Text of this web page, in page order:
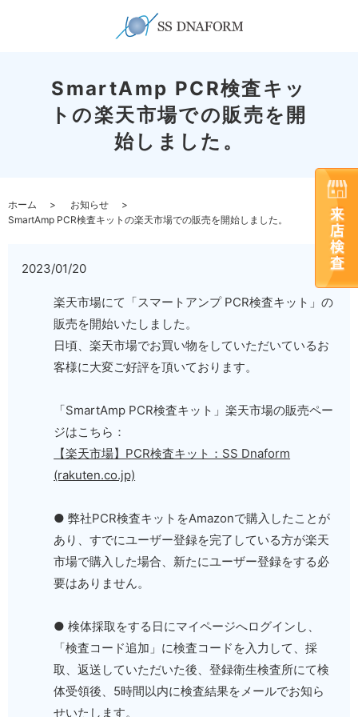
SmartAmp PCR検査キッ
トの楽天市場での販売を開
始しました。
ホーム
お知らせ
SmartAmp PCR検査キットの楽天市場での販売を開始しました。
2023/01/20
楽天市場にて「スマートアンプ PCR検査キット」の
販売を開始いたしました。
日頃、楽天市場でお買い物をしていただいているお
客様に大変ご好評を頂いております。
「SmartAmp PCR検査キット」楽天市場の販売ペー
ジはこちら：
【楽天市場】PCR検査キット：SS Dnaform
(rakuten.co.jp)
● 弊社PCR検査キットをAmazonで購入したことが
あり、すでにユーザー登録を完了している方が楽天
市場で購入した場合、新たにユーザー登録をする必
要はありません。
● 検体採取をする日にマイページへログインし、
「検査コード追加」に検査コードを入力して、採
取、返送していただいた後、登録衛生検査所にて検
体受領後、5時間以内に検査結果をメールでお知ら
せいたします。